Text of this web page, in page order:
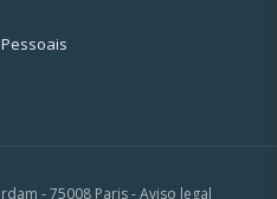
- 75008 Paris -Aviso legal